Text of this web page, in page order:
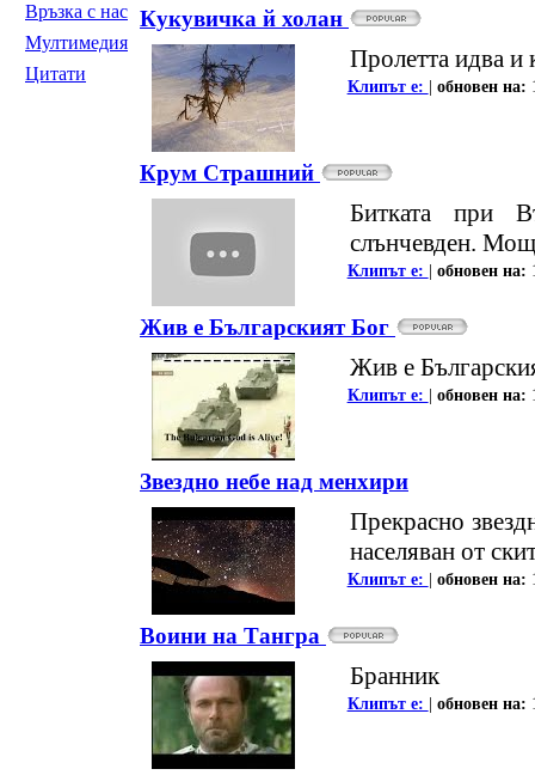
Връзка с нас
Мултимедия
Цитати
Кукувичка й холан
Пролетта идва и
Клипът е: | oбновен на:
Крум Страшний
Битката при
слънчевден.
Клипът е: | oбновен на:
Жив е Българският Бог
Жив е
Клипът е: | oбновен на:
Звездно небе над менхири
Прекрасно
населяван от
Клипът е: | oбновен на:
Воини на Тангра
Бранник
Клипът е: | oбновен на: